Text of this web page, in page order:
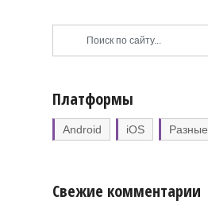
Платформы
Android iOS Разные
Свежие комментарии